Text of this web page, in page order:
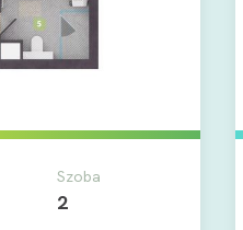
Szoba
2